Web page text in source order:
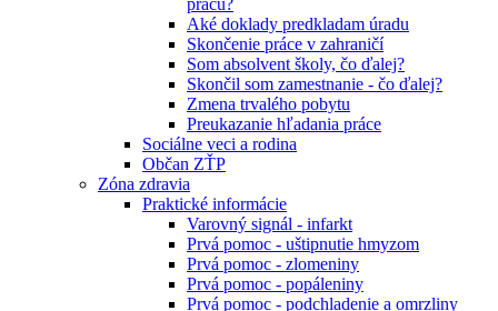
prácu?
Aké doklady predkladam úradu
Skončenie práce v zahraničí
Som absolvent školy, čo ďalej?
Skončil som zamestnanie - čo ďalej?
Zmena trvalého pobytu
Preukazanie hľadania práce
Sociálne veci a rodina
Občan ZŤP
Zóna zdravia
Praktické informácie
Varovný signál - infarkt
Prvá pomoc - uštipnutie hmyzom
Prvá pomoc - zlomeniny
Prvá pomoc - popáleniny
Prvá pomoc - podchladenie a omrzliny